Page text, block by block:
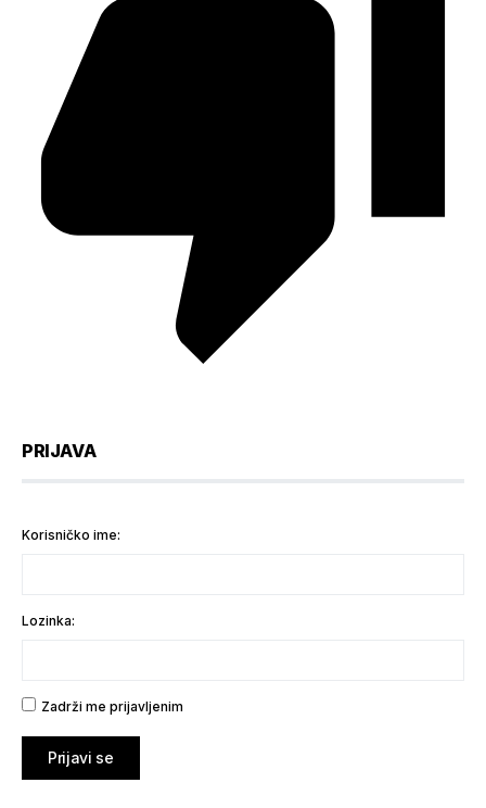
PRIJAVA
Korisničko ime:
Lozinka:
Zadrži me prijavljenim
Prijavi se